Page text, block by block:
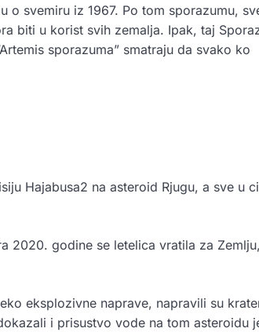
o svemiru iz 1967. Po tom sporazumu,
biti u korist svih zemalja. Ipak, taj
sporazuma” smatraju da svako ko
Hajabusa2 na asteroid Rjugu, a sve u
2020. godine se letelica vratila za Zemlju,
eksplozivne naprave, napravili su
i prisustvo vode na tom asteroidu